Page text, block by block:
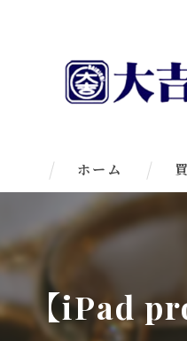
ホーム
【iPad